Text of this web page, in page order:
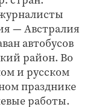
— Австралия
автобусов
район. Во
и русском
празднике
работы.